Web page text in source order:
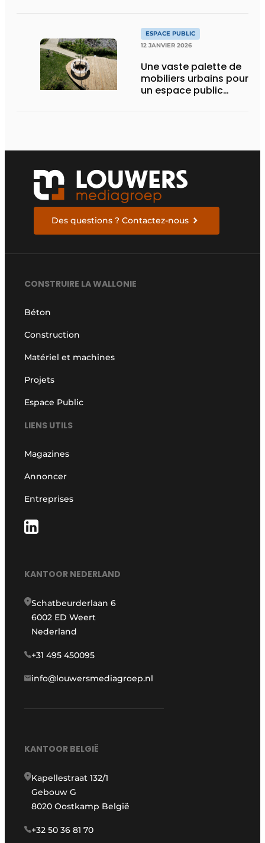
résistance
ESPACE PUBLIC
12 JANVIER 2026
Une vaste palette de
mobiliers urbains pour
un espace public
Des questions ? Contactez-nous
CONSTRUIRE LA WALLONIE
Béton
Construction
Matériel et machines
Projets
Espace Public
LIENS UTILS
Magazines
Annoncer
Entreprises
KANTOOR NEDERLAND
Schatbeurderlaan 6
6002 ED Weert
Nederland
+31 495 450095
info@louwersmediagroep.nl
KANTOOR BELGIË
Kapellestraat 132/1
Gebouw G
8020 Oostkamp België
+32 50 36 81 70